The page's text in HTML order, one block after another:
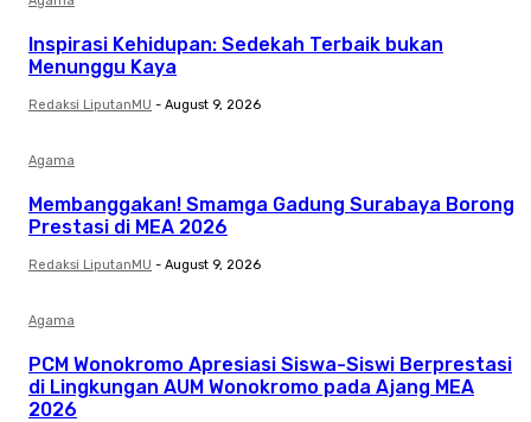
Inspirasi Kehidupan: Sedekah Terbaik bukan
Menunggu Kaya
Redaksi LiputanMU - August 9, 2026
Agama
Membanggakan! Smamga Gadung Surabaya Borong
Prestasi di MEA 2026
Redaksi LiputanMU - August 9, 2026
Agama
PCM Wonokromo Apresiasi Siswa-Siswi Berprestasi
di Lingkungan AUM Wonokromo pada Ajang MEA
2026